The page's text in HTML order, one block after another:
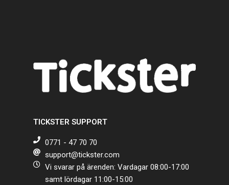
TICKSTER SUPPORT
0771 - 47 70 70
support@tickster.com
Vi svarar på ärenden: Vardagar 08:00-17:00
samt lördagar 11:00-15:00